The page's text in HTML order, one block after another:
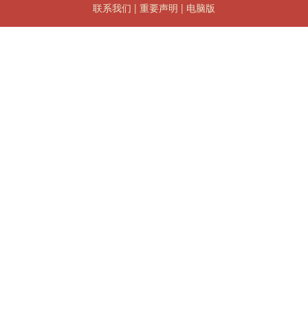
不限 一周内 一月内 一年内
联系我们 | 重要声明 | 电脑版